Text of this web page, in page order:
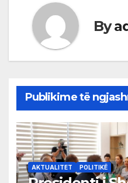
By
Publikime të
AKTUALITET POLITIKË